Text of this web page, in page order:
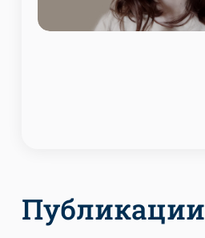
Публикации